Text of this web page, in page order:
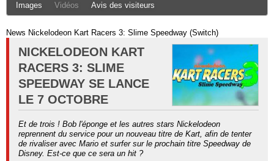
Images Vidéos Avis des visiteurs
News Nickelodeon Kart Racers 3: Slime Speedway (Switch)
NICKELODEON KART
RACERS 3: SLIME
SPEEDWAY SE LANCE
LE 7 OCTOBRE
Et de trois ! Bob l'éponge et les autres stars Nickelodeon
reprennent du service pour un nouveau titre de Kart, afin de tenter
de rivaliser avec Mario et surfer sur le prochain titre Speedway de
Disney. Est-ce que ce sera un hit ?